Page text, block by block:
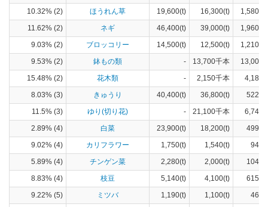
10.32% (2)
ほうれん草 19,600(t) 16,300(t)
11.62% (2)
ネギ 46,400(t) 39,000(t)
9.03% (2)
ブロッコリー 14,500(t) 12,500(t)
9.53% (2)
鉢もの類 - 13,700千本
15.48% (2)
花木類 - 2,150千本
8.03% (3)
きゅうり 40,400(t) 36,800(t)
11.5% (3)
ゆり(切り花) - 21,100千本
2.89% (4)
白菜 23,900(t) 18,200(t)
9.02% (4)
カリフラワー 1,750(t) 1,540(t)
5.89% (4)
チンゲン菜 2,280(t) 2,000(t)
8.83% (4)
枝豆 5,140(t) 4,100(t)
9.22% (5)
ミツバ 1,190(t) 1,100(t)